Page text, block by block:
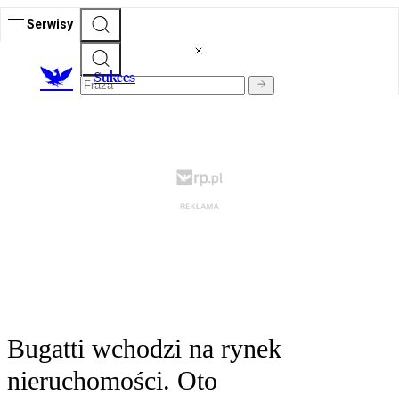
Serwisy
Sukces
Bugatti wchodzi na rynek
nieruchomości. Oto